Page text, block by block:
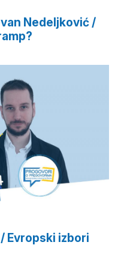
Nedeljković /
Evropski izbori